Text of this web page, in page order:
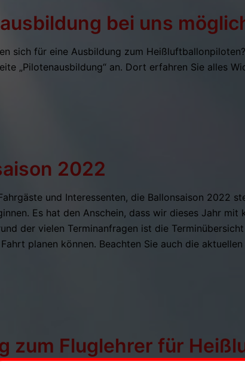
bei uns
sich für eine Ausbildung zum
„Pilotenausbildung“ an. Dort erfahren Sie alles
2022
und Interessenten, die Ballonsaison 2022
Es hat den Anschein, dass wir dieses Jahr
der vielen Terminanfragen ist die
planen können. Beachten Sie auch die
zum Fluglehrer für
auch aufgrund von Corona, konnte unser